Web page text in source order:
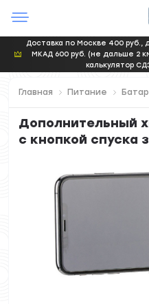
Доставка по Москве 400 руб.,
МКАД 600 руб. (не дальше 2
калькулятор
Главная Питание
Дополнительный
с кнопкой спуска